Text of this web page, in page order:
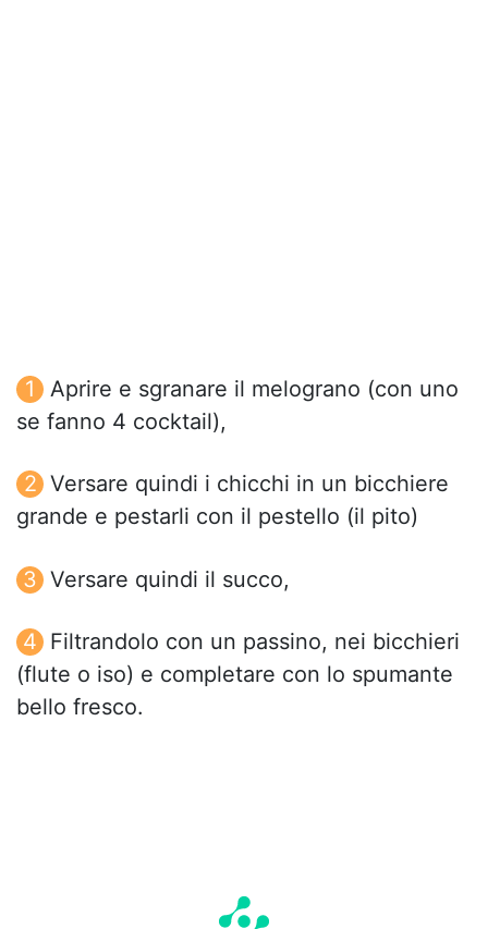
Aprire e sgranare il melograno (con uno
se fanno 4 cocktail),
Versare quindi i chicchi in un bicchiere
grande e pestarli con il pestello (il pito)
Versare quindi il succo,
Filtrandolo con un passino, nei bicchieri
(flute o iso) e completare con lo spumante
bello fresco.